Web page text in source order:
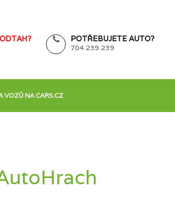
POTŘEBUJETE AUTO?
704 239 239
VOZŮ NA CARS.CZ